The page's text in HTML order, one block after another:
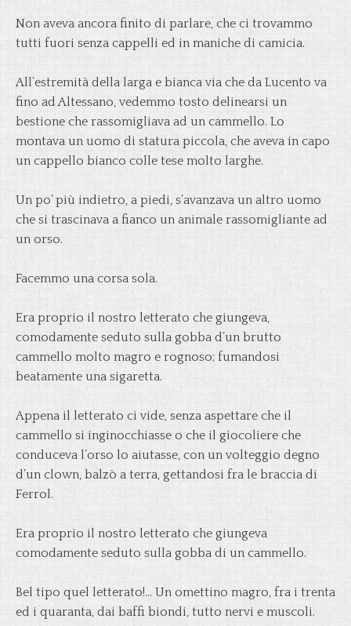
Non aveva ancora finito di parlare, che ci trovammo
tutti fuori senza cappelli ed in maniche di camicia.
All’estremità della larga e bianca via che da Lucento va
fino ad Altessano, vedemmo tosto delinearsi un
bestione che rassomigliava ad un cammello. Lo
montava un uomo di statura piccola, che aveva in capo
un cappello bianco colle tese molto larghe.
Un po’ più indietro, a piedi, s’avanzava un altro uomo
che si trascinava a fianco un animale rassomigliante ad
un orso.
Facemmo una corsa sola.
Era proprio il nostro letterato che giungeva,
comodamente seduto sulla gobba d’un brutto
cammello molto magro e rognoso; fumandosi
beatamente una sigaretta.
Appena il letterato ci vide, senza aspettare che il
cammello si inginocchiasse o che il giocoliere che
conduceva l’orso lo aiutasse, con un volteggio degno
d’un clown, balzò a terra, gettandosi fra le braccia di
Ferrol.
Era proprio il nostro letterato che giungeva
comodamente seduto sulla gobba di un cammello.
Bel tipo quel letterato!… Un omettino magro, fra i trenta
ed i quaranta, dai baffi biondi, tutto nervi e muscoli.